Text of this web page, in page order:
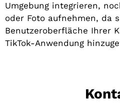
Umgebung integrieren,
oder Foto aufnehmen, da
Benutzeroberfläche Ihrer
TikTok-Anwendung